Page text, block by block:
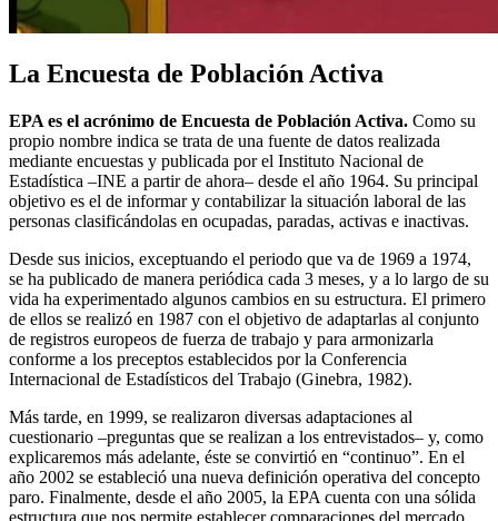
La Encuesta de Población Activa
EPA es el acrónimo de Encuesta de Población Activa. Como su
propio nombre indica se trata de una fuente de datos realizada
mediante encuestas y publicada por el Instituto Nacional de
Estadística –INE a partir de ahora– desde el año 1964. Su principal
objetivo es el de informar y contabilizar la situación laboral de las
personas clasificándolas en ocupadas, paradas, activas e inactivas.
Desde sus inicios, exceptuando el periodo que va de 1969 a 1974,
se ha publicado de manera periódica cada 3 meses, y a lo largo de su
vida ha experimentado algunos cambios en su estructura. El primero
de ellos se realizó en 1987 con el objetivo de adaptarlas al conjunto
de registros europeos de fuerza de trabajo y para armonizarla
conforme a los preceptos establecidos por la Conferencia
Internacional de Estadísticos del Trabajo (Ginebra, 1982).
Más tarde, en 1999, se realizaron diversas adaptaciones al
cuestionario –preguntas que se realizan a los entrevistados– y, como
explicaremos más adelante, éste se convirtió en “continuo”. En el
año 2002 se estableció una nueva definición operativa del concepto
paro. Finalmente, desde el año 2005, la EPA cuenta con una sólida